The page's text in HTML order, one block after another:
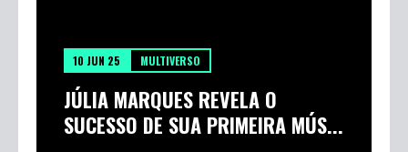
10 JUN 25 MULTIVERSO
JÚLIA MARQUES REVELA O
SUCESSO DE SUA PRIMEIRA MÚS...